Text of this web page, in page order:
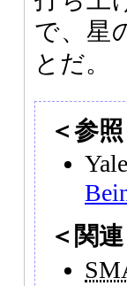
で、星
とだ。
＜参照
＜関